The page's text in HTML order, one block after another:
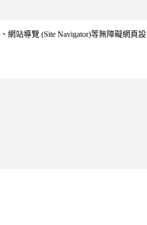
網站導覽 (Site Navigator)等無障礙網頁